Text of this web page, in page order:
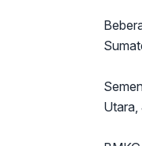
Utara,